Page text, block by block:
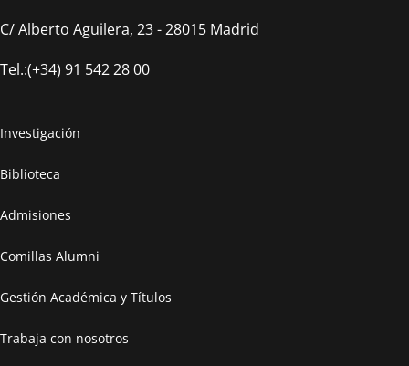
C/ Alberto Aguilera, 23 - 28015 Madrid
Tel.:(+34) 91 542 28 00
Investigación
Biblioteca
Admisiones
Comillas Alumni
Gestión Académica y Títulos
Trabaja con nosotros